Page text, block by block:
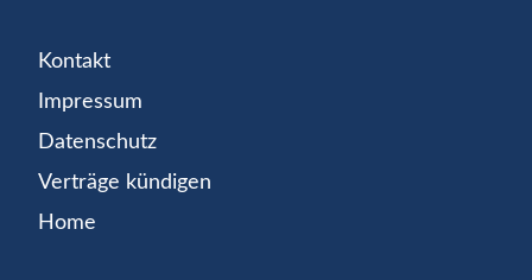
Kontakt
Impressum
Datenschutz
Verträge kündigen
Home